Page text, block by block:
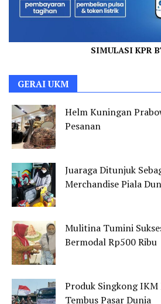
SIMULASI KPR
GERAI UKM
Helm Kuningan
Pesanan
Juaraga Ditunjuk
Merchandise Piala
Mulitina Tumini
Bermodal Rp500 Ribu
Produk Singkong IKM
Tembus Pasar Dunia